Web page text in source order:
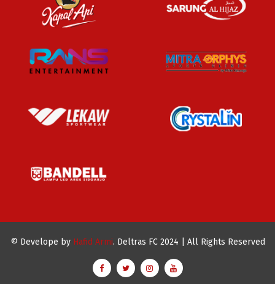
© Develope by Hafid Armi. Deltras FC 2024 | All Rights Reserved